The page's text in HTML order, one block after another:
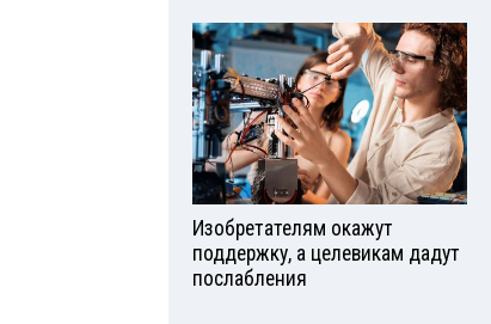
Изобретателям окажут
поддержку, а целевикам дадут
послабления